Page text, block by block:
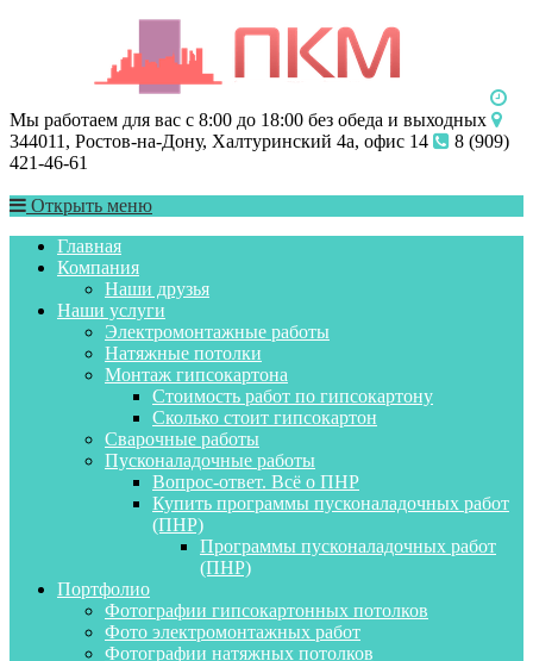
Мы работаем для вас с 8:00 до 18:00 без обеда и выходных
344011, Ростов-на-Дону, Халтуринский 4а, офис 14
8 (909)
421-46-61
Открыть меню
Главная
Компания
Наши друзья
Наши услуги
Электромонтажные работы
Натяжные потолки
Монтаж гипсокартона
Стоимость работ по гипсокартону
Сколько стоит гипсокартон
Сварочные работы
Пусконаладочные работы
Вопрос-ответ. Всё о ПНР
Купить программы пусконаладочных работ
(ПНР)
Программы пусконаладочных работ
(ПНР)
Портфолио
Фотографии гипсокартонных потолков
Фото электромонтажных работ
Фотографии натяжных потолков